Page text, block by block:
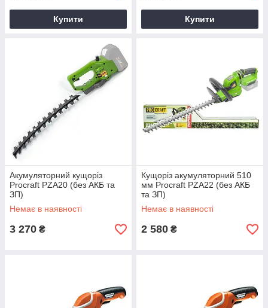
Купити Купити
Акумуляторний кущоріз
Procraft PZA20 (без АКБ та
ЗП)
Немає в наявності
3 270 ₴
Кущоріз акумуляторний 510
мм Procraft PZA22 (без АКБ
та ЗП)
Немає в наявності
2 580 ₴